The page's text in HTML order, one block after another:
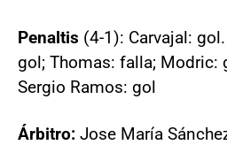
Penaltis (4-1): Carvajal:
gol; Thomas: falla; Modric:
Sergio Ramos: gol
Árbitro: Jose María